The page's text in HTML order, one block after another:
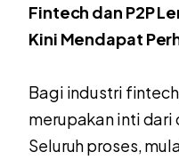
Fintech dan P2P
Kini Mendapat
Bagi industri
merupakan inti dari
Seluruh proses,